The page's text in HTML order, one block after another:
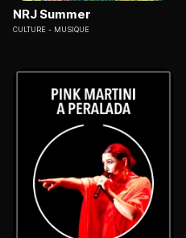
NRJ Summer
CULTURE MUSIQUE